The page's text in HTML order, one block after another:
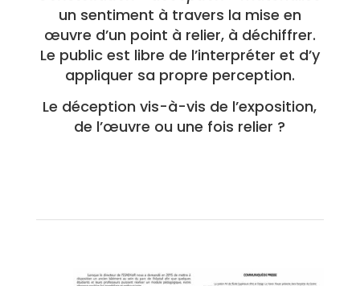
un sentiment à travers la mise en
œuvre d’un point à relier, à déchiffrer.
Le public est libre de l’interpréter et d’y
appliquer sa propre perception.
Le déception vis-à-vis de l’exposition,
de l’œuvre ou une fois relier ?